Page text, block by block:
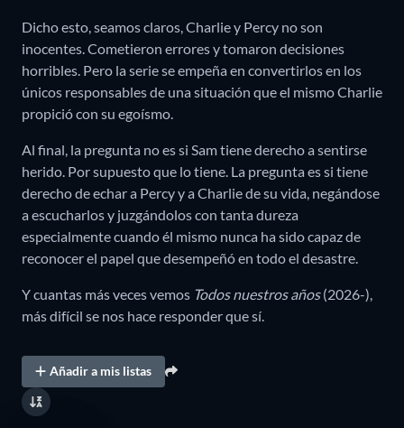
Dicho esto, seamos claros, Charlie y Percy no son
inocentes. Cometieron errores y tomaron decisiones
horribles. Pero la serie se empeña en convertirlos en los
únicos responsables de una situación que el mismo Charlie
propició con su egoísmo.
Al final, la pregunta no es si Sam tiene derecho a sentirse
herido. Por supuesto que lo tiene. La pregunta es si tiene
derecho de echar a Percy y a Charlie de su vida, negándose
a escucharlos y juzgándolos con tanta dureza
especialmente cuando él mismo nunca ha sido capaz de
reconocer el papel que desempeñó en todo el desastre.
Y cuantas más veces vemos Todos nuestros años(2026-),
más difícil se nos hace responder que sí.
Añadir a mis listas